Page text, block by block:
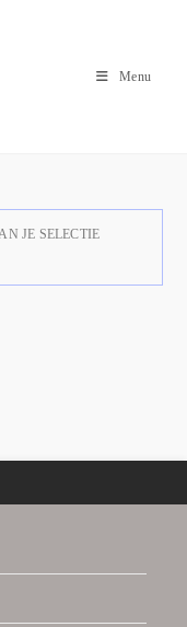
Menu
JE SELECTIE